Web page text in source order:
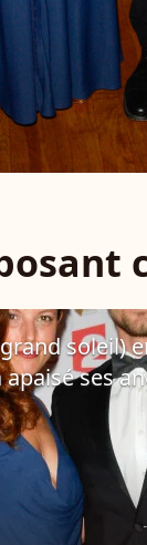
soleil)
ses